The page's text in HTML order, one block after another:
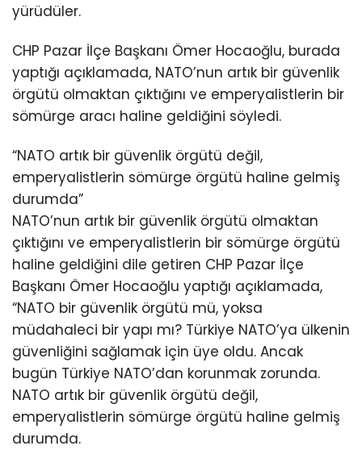
yürüdüler.
CHP Pazar İlçe Başkanı Ömer Hocaoğlu, burada
yaptığı açıklamada, NATO’nun artık bir güvenlik
örgütü olmaktan çıktığını ve emperyalistlerin bir
sömürge aracı haline geldiğini söyledi.
“NATO artık bir güvenlik örgütü değil,
emperyalistlerin sömürge örgütü haline gelmiş
durumda”
NATO’nun artık bir güvenlik örgütü olmaktan
çıktığını ve emperyalistlerin bir sömürge örgütü
haline geldiğini dile getiren CHP Pazar İlçe
Başkanı Ömer Hocaoğlu yaptığı açıklamada,
“NATO bir güvenlik örgütü mü, yoksa
müdahaleci bir yapı mı? Türkiye NATO’ya ülkenin
güvenliğini sağlamak için üye oldu. Ancak
bugün Türkiye NATO’dan korunmak zorunda.
NATO artık bir güvenlik örgütü değil,
emperyalistlerin sömürge örgütü haline gelmiş
durumda.